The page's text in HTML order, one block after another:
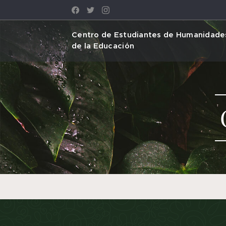
Centro de Estudiantes de
de la Educación